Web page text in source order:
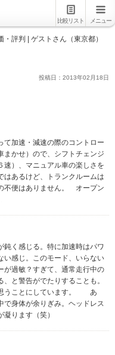
比較リスト メニュー
評判 | ゲストさん（東京都）
投稿日： 2013年02 月 18日
て加速・減速の際のコントロー
まかせ）ので、シフトチェンジ
速）、マニュアル車の楽しさを
あるけど、トランクルームは
不便はありません。 オープン
鈍く感じる。特に加速時はパワ
い感じ。このモード、いらない
過敏？すぎて、通常走行中の
と警告がでたりすることも。
思うことにしています。 あ
で身体が余りぎみ。ヘッドレス
ります（笑）